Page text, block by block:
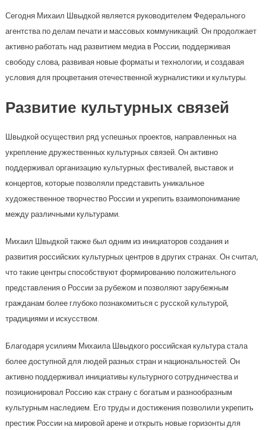
Сегодня Михаил Швыдкой является руководителем Федерального
агентства по делам печати и массовых коммуникаций. Он продолжает
активно работать над развитием медиа в России, поддерживая
свободу слова, развивая новые форматы и технологии, и создавая
условия для процветания отечественной журналистики и культуры.
Развитие культурных связей
Швыдкой осуществил ряд успешных проектов, направленных на
укрепление дружественных культурных связей. Он активно
поддерживал организацию культурных фестивалей, выставок и
концертов, которые позволяли представить уникальное
художественное творчество России и укрепить взаимопонимание
между различными культурами.
Михаил Швыдкой также был одним из инициаторов создания и
развития российских культурных центров в других странах. Он считал,
что такие центры способствуют формированию положительного
представления о России за рубежом и позволяют зарубежным
гражданам более глубоко познакомиться с русской культурой,
традициями и искусством.
Благодаря усилиям Михаила Швыдкого российская культура стала
более доступной для людей разных стран и национальностей. Он
активно поддерживал инициативы культурного сотрудничества и
позиционировал Россию как страну с богатым и разнообразным
культурным наследием. Его труды и достижения позволили укрепить
престиж России на мировой арене и открыть новые горизонты для